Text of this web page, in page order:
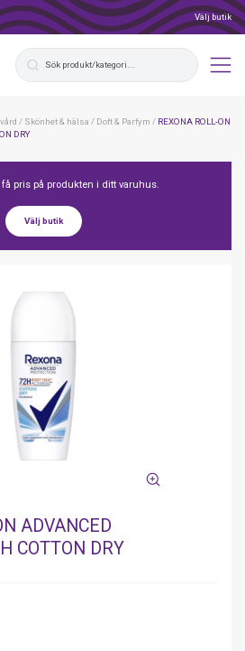
Välj butik
/ Skönhet & hälsa / Doft & Parfym / REXONA ROLL-ON
DRY
pris på produkten i ditt varuhus.
Välj butik
ADVANCED
COTTON DRY